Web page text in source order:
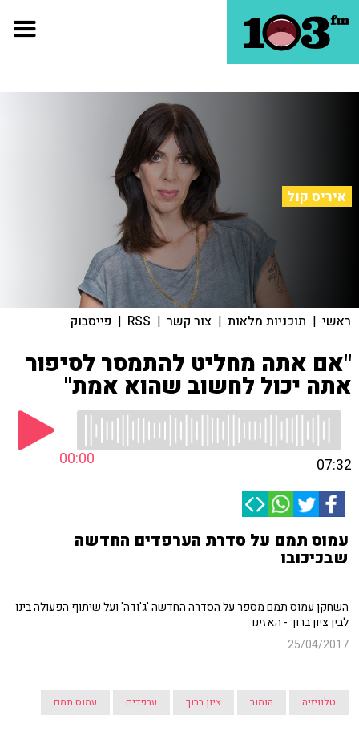
איריס קול
ראשי | תוכניות מלאות | צור קשר |
RSS
| פייסבוק
"אם אתה מחליט להתמסר לסיפור
אתה יכול לחשוב שהוא אמת"
00:00 07:32
עמוס תמם על סדרת הערפדים החדשה
שבכיכובו
השחקן עמוס תמם מספר על הסדרה החדשה 'ג'ודה' ועל שיתוף הפעולה בינו
לבין ציון ברוך - האזינו
25/04/2017
טלוויזיה הומור ציון ברוך ערפדים עמוס תמם